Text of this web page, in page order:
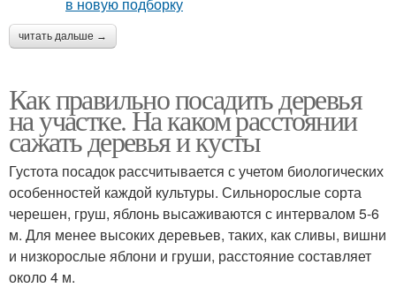
читать дальше →
Как правильно посадить деревья
на участке. На каком расстоянии
сажать деревья и кусты
Густота посадок рассчитывается с учетом биологических
особенностей каждой культуры. Сильнорослые сорта
черешен, груш, яблонь высаживаются с интервалом 5-6
м. Для менее высоких деревьев, таких, как сливы, вишни
и низкорослые яблони и груши, расстояние составляет
около 4 м.